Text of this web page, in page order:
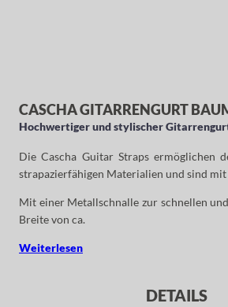
CASCHA GITARRENGURT
Hochwertiger und stylischer
Die Cascha Guitar Straps ermöglichen
strapazierfähigen Materialien und sind mit
Mit einer Metallschnalle zur schnellen
Breite von ca.
Weiterlesen
DETAILS